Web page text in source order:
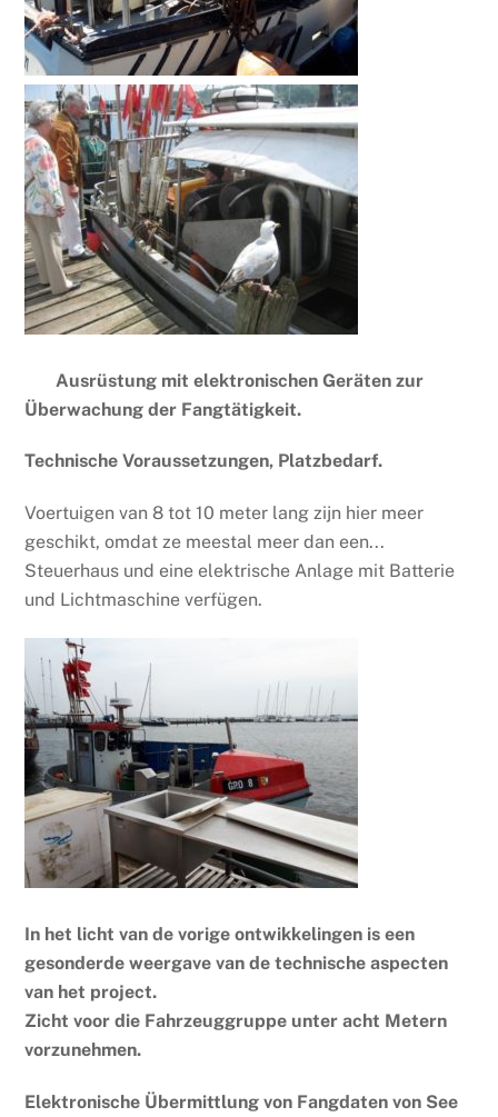
Ausrüstung mit elektronischen Geräten zur
Überwachung der Fangtätigkeit.
Technische Voraussetzungen, Platzbedarf.
Voertuigen van 8 tot 10 meter lang zijn hier meer
geschikt, omdat ze meestal meer dan een...
Steuerhaus und eine elektrische Anlage mit Batterie
und Lichtmaschine verfügen.
In het licht van de vorige ontwikkelingen is een
gesonderde weergave van de technische aspecten
van het project.
Zicht voor die Fahrzeuggruppe unter acht Metern
vorzunehmen.
Elektronische Übermittlung von Fangdaten von See